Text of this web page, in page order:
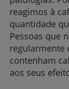
reagimos à
quantidade
Pessoas que
regularmente
contenham
aos seus